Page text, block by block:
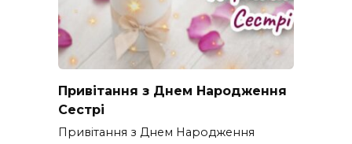
Привітання з Днем Народження
Сестрі
Привітання з Днем Народження